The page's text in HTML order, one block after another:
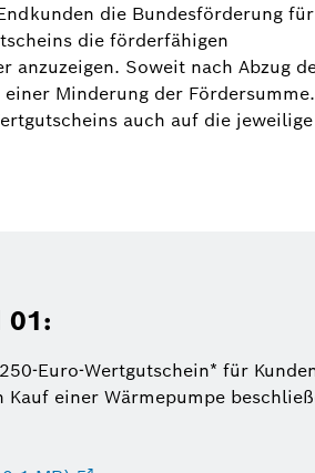
die Bundesförderung für
die förderfähigen
anzuzeigen. Soweit nach Abzug
Minderung der Fördersumme.
auch auf die jeweilige
01:
Euro-Wertgutschein* für
einer Wärmepumpe